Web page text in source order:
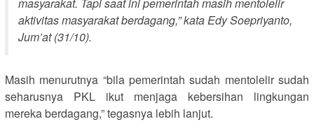
aktivitas masyarakat berdagang,” kata Edy Soepriyanto,
Jum’at (31/10).
Masih menurutnya “bila pemerintah sudah mentolelir sudah
seharusnya PKL ikut menjaga kebersihan lingkungan
mereka berdagang,” tegasnya lebih lanjut.